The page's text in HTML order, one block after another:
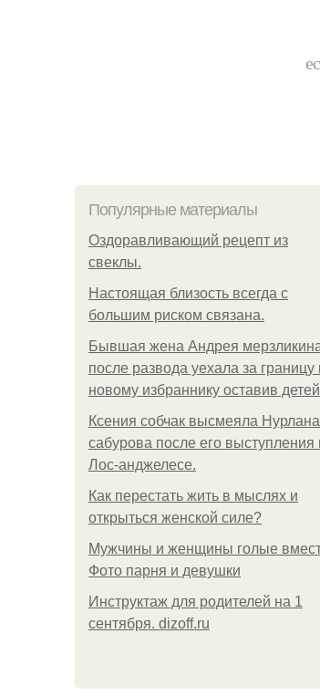
Популярные материалы
Оздоравливающий рецепт из
свеклы.
Hacтоящая близость всегда с
большим риском связана.
Бывшая жена Андрея
после развода уехала за границу
новому избраннику оставив
Ксения собчак высмеяла Нурлана
сабурова после его выступления
Лос-анджелесе.
Как перестать жить в мыслях и
открыться женской силе?
Мужчины и женщины голые
Фото парня и девушки
Инструктаж для родителей на 1
сентября. dizoff.ru